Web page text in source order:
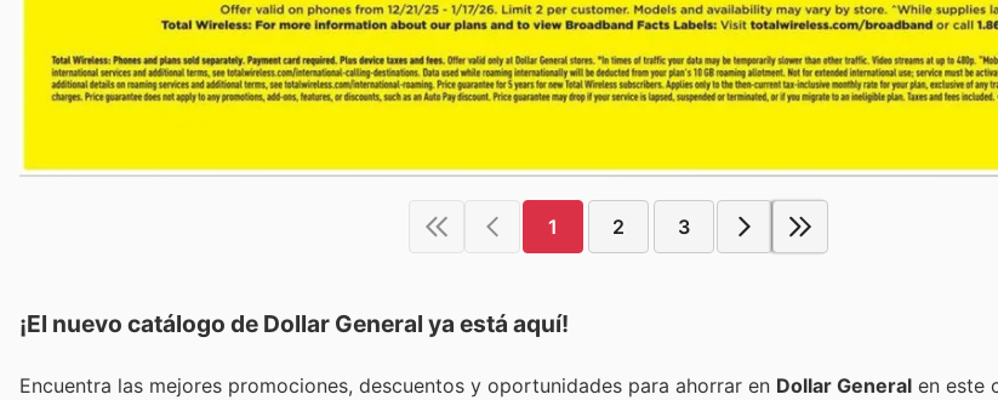
1 2 3
¡El nuevo catálogo de Dollar General ya está aquí!
Encuentra las mejores promociones, descuentos y oportunidades para ahorrar en Dollar General en este